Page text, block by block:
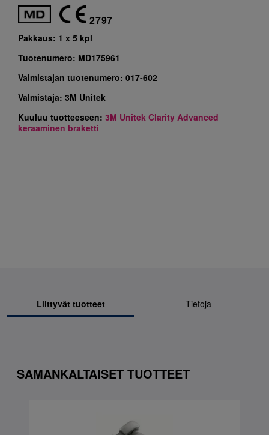
2797
Pakkaus: 1 x 5 kpl
Tuotenumero: MD175961
Valmistajan tuotenumero: 017-602
Valmistaja: 3M Unitek
Kuuluu tuotteeseen: 3M Unitek Clarity Advanced
keraaminen braketti
Liittyvät tuotteet Tietoja
SAMANKALTAISET TUOTTEET